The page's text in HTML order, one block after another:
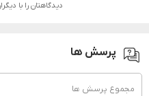
دیدگاهتان را با
پرسش ها
مجموع پرسش ها